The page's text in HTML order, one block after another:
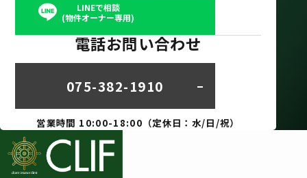
LINEで相談
(物件オーナー専用)
電話お問い合わせ
075-382-1910
営業時間 10:00-18:00（定休日：水/日/祝）